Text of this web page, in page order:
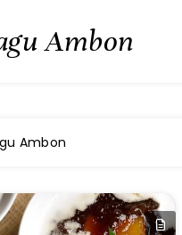
Ambon
Ambon